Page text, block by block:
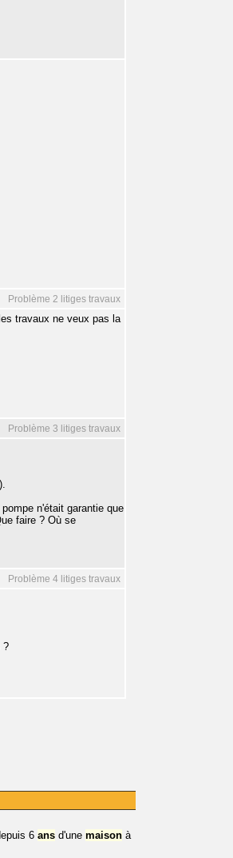
Problème 2 litiges travaux
travaux ne veux pas la
Problème 3 litiges travaux
n'était garantie que
faire ? Où se
Problème 4 litiges travaux
?
6 ans d'une maison à